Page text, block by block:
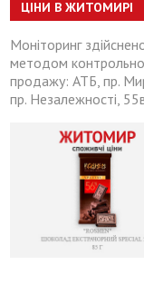
ЦІНИ В ЖИТОМИРІ
Моніторинг
методом
продажу: АТБ, пр.
пр. Незалежності,